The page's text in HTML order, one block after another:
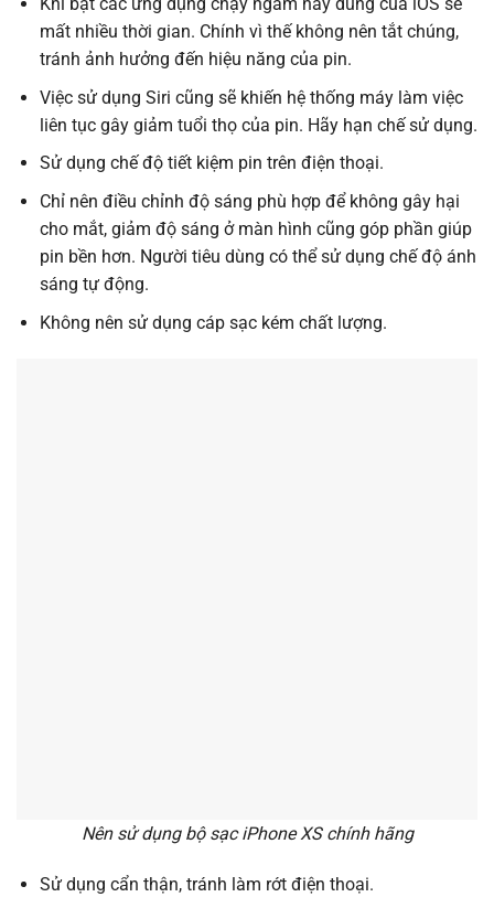
mất nhiều thời gian. Chính vì thế không nên tắt chúng,
tránh ảnh hưởng đến hiệu năng của pin.
Việc sử dụng Siri cũng sẽ khiến hệ thống máy làm việc
liên tục gây giảm tuổi thọ của pin. Hãy hạn chế sử dụng.
Sử dụng chế độ tiết kiệm pin trên điện thoại.
Chỉ nên điều chỉnh độ sáng phù hợp để không gây hại
cho mắt, giảm độ sáng ở màn hình cũng góp phần giúp
pin bền hơn. Người tiêu dùng có thể sử dụng chế độ ánh
sáng tự động.
Không nên sử dụng cáp sạc kém chất lượng.
Nên sử dụng bộ sạc iPhone XS chính hãng
Sử dụng cẩn thận, tránh làm rớt điện thoại.